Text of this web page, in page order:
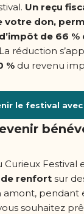
Un reçu
votre don,
de 66
La réduction
% du revenu
le festival
Curieux Festival
renfort sur
amont, pendant
souhaitez